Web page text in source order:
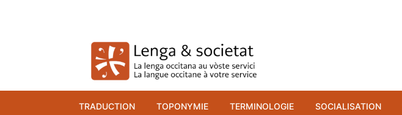
TRADUCTION TOPONYMIE TERMINOLOGIE SOCIALISATION